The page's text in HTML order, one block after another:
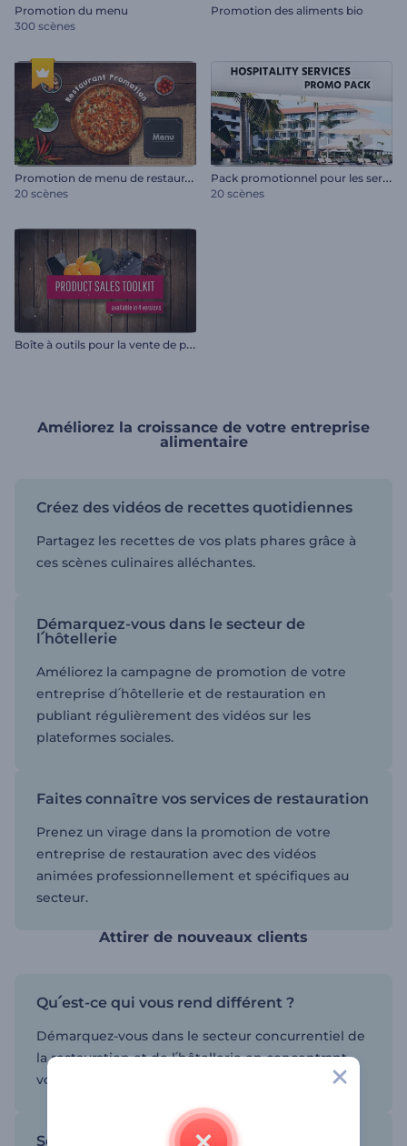
Promotion du menu
300 scènes
Promotion des aliments bio
P
romotion de menu de restaurant
20 scènes
P
ack promotionnel pour les services d'accueil
20 scènes
B
oîte à outils pour la vente de produits
Améliorez la croissance de votre entreprise
alimentaire
Créez des vidéos de recettes quotidiennes
Partagez les recettes de vos plats phares grâce à
ces scènes culinaires alléchantes.
Démarquez-vous dans le secteur de
l՛hôtellerie
Améliorez la campagne de promotion de votre
entreprise d՛hôtellerie et de restauration en
publiant régulièrement des vidéos sur les
plateformes sociales.
Faites connaître vos services de restauration
Prenez un virage dans la promotion de votre
entreprise de restauration avec des vidéos
animées professionnellement et spécifiques au
secteur.
Attirer de nouveaux clients
Qu՛est-ce qui vous rend différent ?
Démarquez-vous dans le secteur concurrentiel de
la restauration et de l՛hôtellerie en concentrant
vos efforts sur le marketing vidéo.
Soyez celui qui mène la danse !